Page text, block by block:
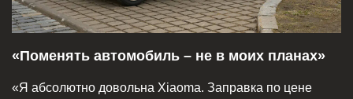
«Поменять автомобиль – не в моих планах»
«Я абсолютно довольна Xiaoma. Заправка по цене